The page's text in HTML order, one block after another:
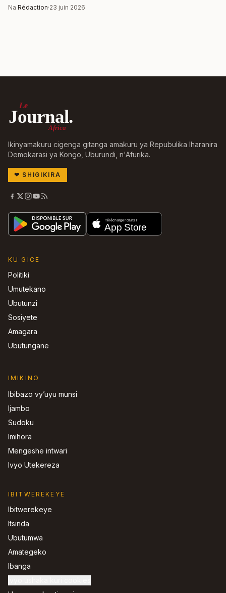
Na Rédaction·23 juin 2026
Le
Journal.
Africa
Ikinyamakuru cigenga gitanga amakuru ya Repubulika Iharanira
Demokarasi ya Kongo, Uburundi, n'Afurika.
❤ SHIGIKIRA
KU GICE
Politiki
Umutekano
Ubutunzi
Sosiyete
Amagara
Ubutungane
IMIKINO
Ibibazo vy’uyu munsi
Ijambo
Sudoku
Imihora
Mengeshe intwari
Ivyo Utekereza
IBITWEREKEYE
Ibitwerekeye
Itsinda
Ubutumwa
Amategeko
Ibanga